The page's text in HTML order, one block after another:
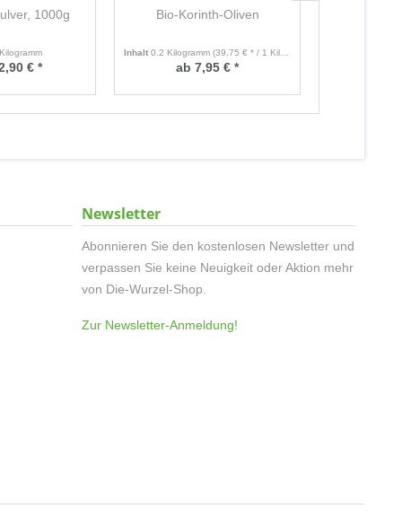
1000g
€ *
Bio-Korinth-Oliven
Inhalt0.2 Kilogramm(39,75 € * / 1 Kilogramm)
ab 7,95 € *
Newsletter
Abonnieren Sie den kostenlosen Newsletter und
verpassen Sie keine Neuigkeit oder Aktion mehr
von Die-Wurzel-Shop.
Zur Newsletter-Anmeldung!